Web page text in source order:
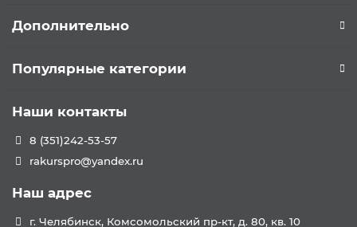
Дополнительно
Популярные категории
Наши контакты
8 (351)242-53-57
rakurspro@yandex.ru
Наш адрес
г. Челябинск, Комсомольский пр-кт, д. 80, кв. 10